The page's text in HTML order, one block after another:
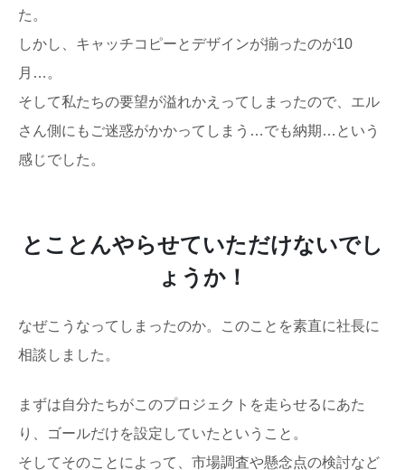
た。
しかし、キャッチコピーとデザインが揃ったのが10
月…。
そして私たちの要望が溢れかえってしまったので、エル
さん側にもご迷惑がかかってしまう…でも納期…という
感じでした。
とことんやらせていただけないでし
ょうか！
なぜこうなってしまったのか。このことを素直に社長に
相談しました。
まずは自分たちがこのプロジェクトを走らせるにあた
り、ゴールだけを設定していたということ。
そしてそのことによって、市場調査や懸念点の検討など